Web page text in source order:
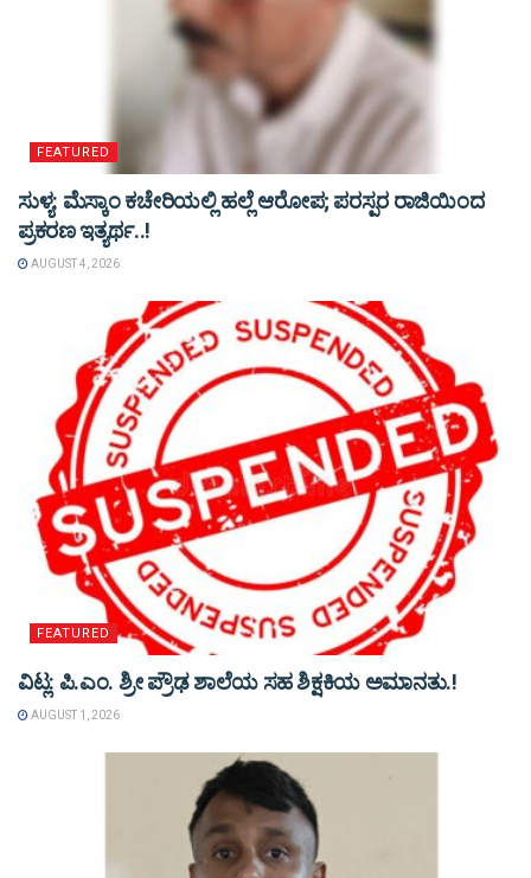
FEATURED
ಸುಳ್ಯ: ಮೆಸ್ಕಾಂ ಕಚೇರಿಯಲ್ಲಿ ಹಲ್ಲೆ ಆರೋಪ; ಪರಸ್ಪರ ರಾಜಿಯಿಂದ
ಪ್ರಕರಣ ಇತ್ಯರ್ಥ..!
AUGUST 4, 2026
FEATURED
ವಿಟ್ಲ: ಪಿ.ಎಂ. ಶ್ರೀ ಪ್ರೌಢ ಶಾಲೆಯ ಸಹ ಶಿಕ್ಷಕಿಯ ಅಮಾನತು.!
AUGUST 1, 2026